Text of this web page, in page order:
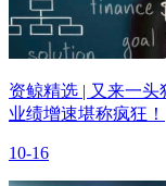
资鲸精选 | 又来一头
业绩增速堪称疯狂！
10-16